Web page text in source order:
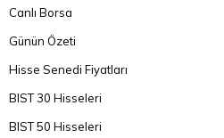
Canlı Borsa
Günün Özeti
Hisse Senedi Fiyatları
BIST 30 Hisseleri
BIST 50 Hisseleri